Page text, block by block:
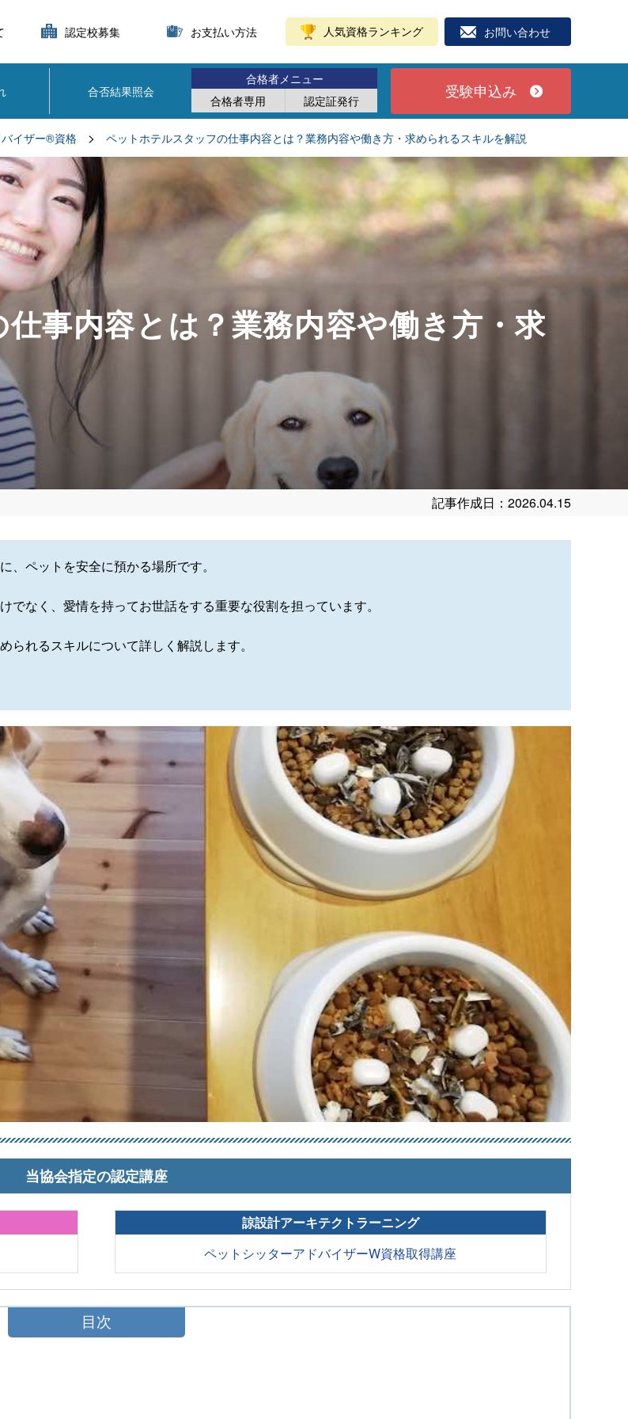
認定校募集 お支払い方法 人気資格ランキング お問い合わせ
合否結果照会
合格者メニュー
合格者専用
認定証発行 受験申込み
イザー®資格 > ペットホテルスタッフの仕事内容とは？業務内容や働き方・求められるスキルを解説
事内容とは？業務内容や働き方・求
記事作成日：2026.04.15
ペットを安全に預かる場所です。
なく、愛情を持ってお世話をする重要な役割を担っています。
れるスキルについて詳しく解説します。
当協会指定の認定講座
諒設計アーキテクトラーニング
ペットシッターアドバイザーW資格取得講座
目次